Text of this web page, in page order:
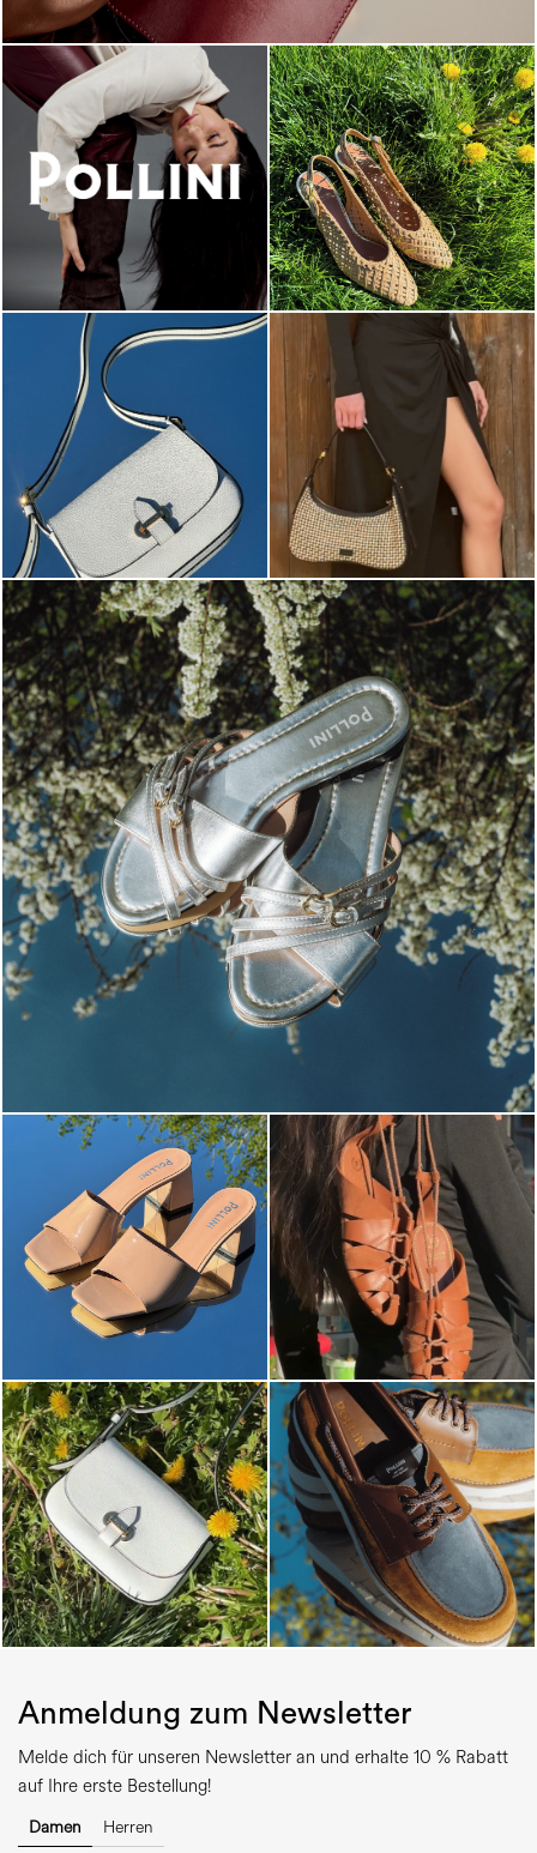
Blending sass and class, the Echos mule in silver is...
Anmeldung zum Newsletter
Melde dich für unseren Newsletter an und erhalte 10 % Rabatt
auf Ihre erste Bestellung!
Damen Herren